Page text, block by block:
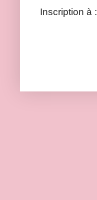
Inscription à :